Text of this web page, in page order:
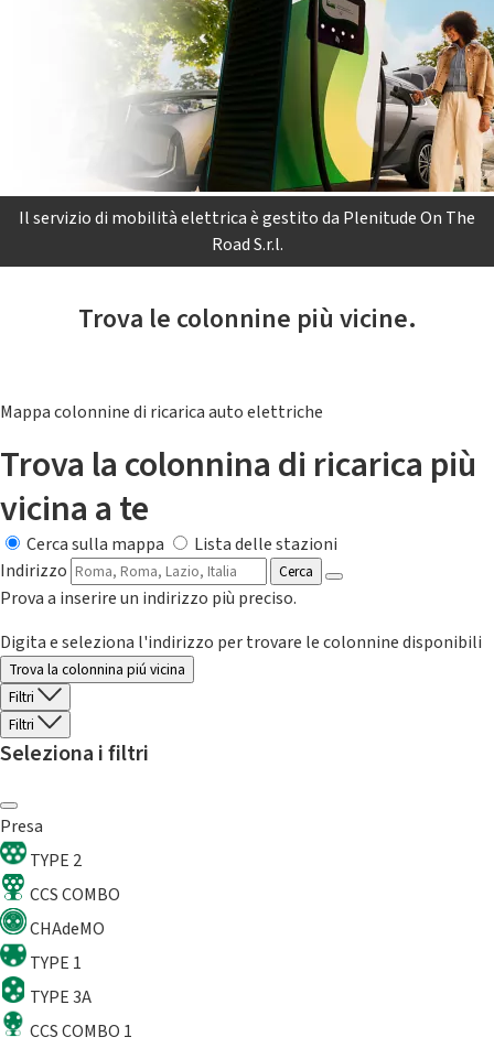
Il servizio di mobilità elettrica è gestito da Plenitude On The
Road S.r.l.
Trova le colonnine più vicine.
Mappa colonnine di ricarica auto elettriche
Trova la colonnina di ricarica più
vicina a te
Cerca sulla mappa
Lista delle stazioni
Indirizzo
Cerca
Prova a inserire un indirizzo più preciso.
Digita e seleziona l'indirizzo per trovare le colonnine disponibili
Trova la colonnina piú vicina
Filtri
Filtri
Seleziona i filtri
Presa
TYPE 2
CCS COMBO
CHAdeMO
TYPE 1
TYPE 3A
CCS COMBO 1